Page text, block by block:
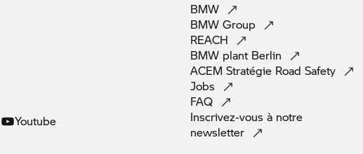
Youtube
BMW
BMW Group
REACH
BMW plant Berlin
ACEM Stratégie Road Safety
Jobs
FAQ
Inscrivez-vous à notre
newsletter